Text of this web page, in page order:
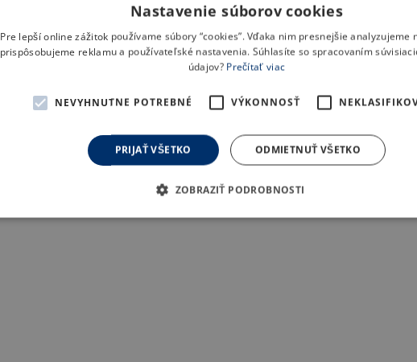
Nastavenie súborov cookies
Pre lepší online zážitok používame súbory “cookies”. Vďaka nim presnejšie analyzujeme
prispôsobujeme reklamu a používateľské nastavenia. Súhlasíte so spracovaním
údajov? Prečítať viac
NEVYHNUTNE POTREBNÉ VÝKONNOSŤ
PRIJAŤ VŠETKO ODMIETNUŤ VŠETKO
ZOBRAZIŤ PODROBNOSTI